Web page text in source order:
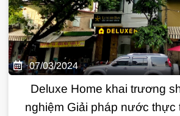
07/03/2024
Deluxe Home khai trương
nghiệm Giải pháp nước thực